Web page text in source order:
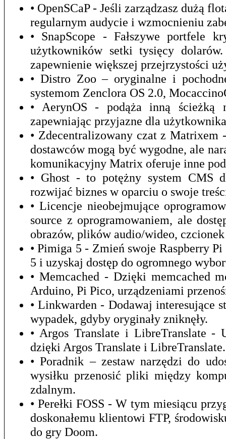
• OpenSCaP - Jeśli zarządzasz dużą
regularnym audycie i wzmocnieniu
• SnapScope - Fałszywe portfele
użytkowników setki tysięcy
zapewnienie większej przejrzystości
• Distro Zoo – oryginalne i
systemom Zenclora OS 2.0,
• AerynOS - podąża inną ścieżką
zapewniając przyjazne dla
• Zdecentralizowany czat z
dostawców mogą być wygodne, ale
komunikacyjny Matrix oferuje inne
• Ghost - to potężny system CMS
rozwijać biznes w oparciu o swoje
• Licencje nieobejmujące
source z oprogramowaniem, ale
obrazów, plików audio/wideo,
• Pimiga 5 - Zmień swoje Raspberry
5 i uzyskaj dostęp do ogromnego
• Memcached - Dzięki memcached
Arduino, Pi Pico, urządzeniami
• Linkwarden - Dodawaj interesujące
wypadek, gdyby oryginały zniknęły.
• Argos Translate i LibreTranslate -
dzięki Argos Translate i LibreTranslate.
• Poradnik – zestaw narzędzi do
wysiłku przenosić pliki między
zdalnym.
• Perełki FOSS - W tym miesiącu
doskonałemu klientowi FTP,
do gry Doom.